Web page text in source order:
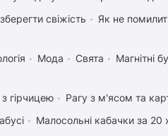
свіжість
Як не
Мода Свята Магнітні
гірчицею Рагу з м'ясом та
Малосольні кабачки за 20